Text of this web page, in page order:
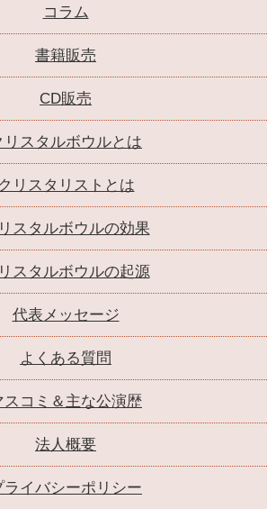
コラム
書籍販売
CD販売
リスタルボウルとは
クリスタリストとは
スタルボウルの効果
スタルボウルの起源
代表メッセージ
よくある質問
スコミ＆主な公演歴
法人概要
ライバシーポリシー